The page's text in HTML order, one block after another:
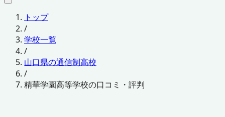
トップ
/
学校一覧
/
山口県の通信制高校
/
精華学園高等学校の口コミ・評判